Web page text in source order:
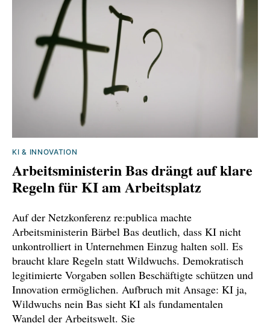
KI & INNOVATION
Arbeitsministerin Bas drängt auf klare
Regeln für KI am Arbeitsplatz
Auf der Netzkonferenz re:publica machte
Arbeitsministerin Bärbel Bas deutlich, dass KI nicht
unkontrolliert in Unternehmen Einzug halten soll. Es
braucht klare Regeln statt Wildwuchs. Demokratisch
legitimierte Vorgaben sollen Beschäftigte schützen und
Innovation ermöglichen. Aufbruch mit Ansage: KI ja,
Wildwuchs nein Bas sieht KI als fundamentalen
Wandel der Arbeitswelt. Sie